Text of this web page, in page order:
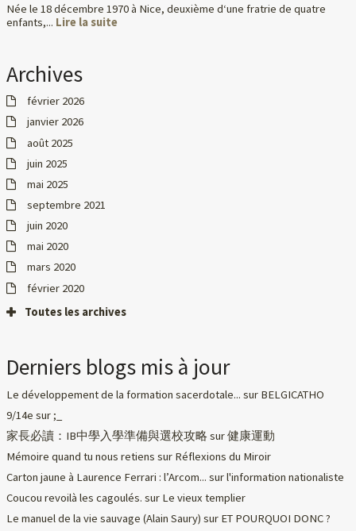
Née le 18 décembre 1970 à Nice, deuxième d‘une fratrie de quatre
enfants,... Lire la suite
Archives
février 2026
janvier 2026
août 2025
juin 2025
mai 2025
septembre 2021
juin 2020
mai 2020
mars 2020
février 2020
Toutes les archives
Derniers blogs mis à jour
Le développement de la formation sacerdotale... sur BELGICATHO
9/14e sur ;_
家長必讀：IB中學入學準備與選校攻略 sur健康運動
Mémoire quand tu nous retiens sur Réflexions du Miroir
Carton jaune à Laurence Ferrari : l’Arcom... surl'information nationaliste
Coucou revoilà les cagoulés. sur Le vieux templier
Le manuel de la vie sauvage (Alain Saury) sur ET POURQUOI DONC ?